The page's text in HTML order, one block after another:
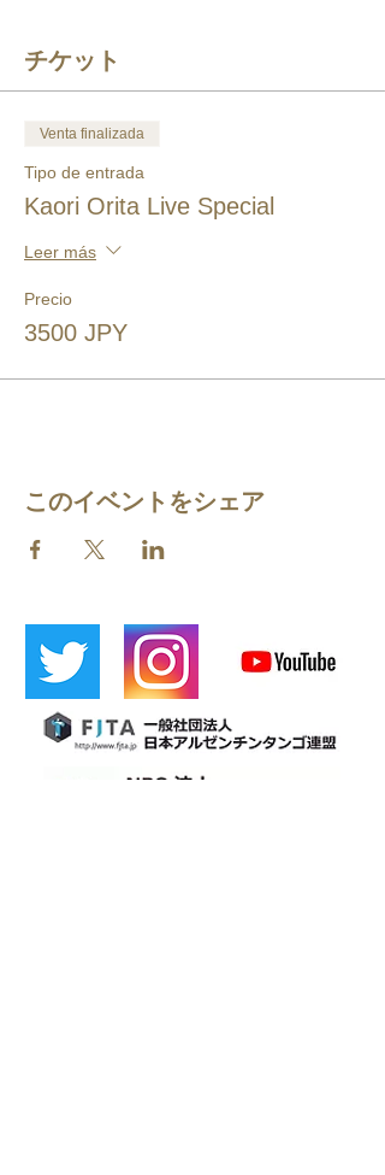
チケット
Venta finalizada
Tipo de entrada
Kaori Orita Live Special
Leer más
Precio
3500 JPY
このイベントをシェア